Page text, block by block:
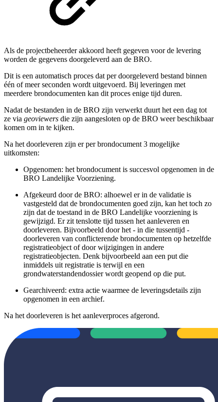
Als de projectbeheerder akkoord heeft gegeven voor de levering
worden de gegevens doorgeleverd aan de BRO.
Dit is een automatisch proces dat per doorgeleverd bestand binnen
één of meer seconden wordt uitgevoerd. Bij leveringen met
meerdere brondocumenten kan dit proces enige tijd duren.
Nadat de bestanden in de BRO zijn verwerkt duurt het een dag tot
ze via geoviewers die zijn aangesloten op de BRO weer beschikbaar
komen om in te kijken.
Na het doorleveren zijn er per brondocument 3 mogelijke
uitkomsten:
Opgenomen: het brondocument is succesvol opgenomen in de
BRO Landelijke Voorziening.
Afgekeurd door de BRO: alhoewel er in de validatie is
vastgesteld dat de brondocumenten goed zijn, kan het toch zo
zijn dat de toestand in de BRO Landelijke voorziening is
gewijzigd. Er zit tenslotte tijd tussen het aanleveren en
doorleveren. Bijvoorbeeld door het - in die tussentijd -
doorleveren van conflicterende brondocumenten op hetzelfde
registratieobject of door wijzigingen in andere
registratieobjecten. Denk bijvoorbeeld aan een put die
inmiddels uit registratie is terwijl en een
grondwaterstandendossier wordt geopend op die put.
Gearchiveerd: extra actie waarmee de leveringsdetails zijn
opgenomen in een archief.
Na het doorleveren is het aanleverproces afgerond.